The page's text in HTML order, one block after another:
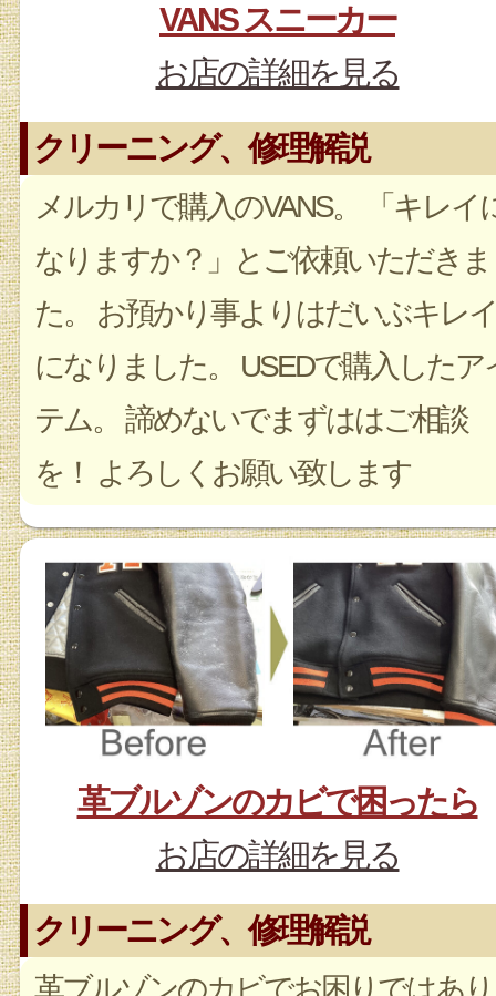
VANS スニーカー
お店の詳細を見る
クリーニング、修理解説
メルカリで購入のVANS。 「キレイ
なりますか？」とご依頼いただき
た。 お預かり事よりはだいぶキレイ
になりました。 USEDで購入したア
テム。 諦めないでまずははご相談
を！ よろしくお願い致します
革ブルゾンのカビで困ったら
お店の詳細を見る
クリーニング、修理解説
革ブルゾンのカビでお困りではあり